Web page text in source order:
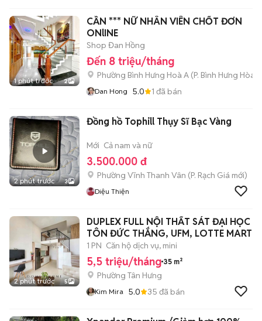
1 phút trước 2
CẦN *** NỮ NHÂN VIÊN CHỐT ĐƠN
ONlINE
Shop Đan Hồng
Đến 8 triệu/tháng
Phường Bình Hưng Hoà A (P. Bình Hưng Hòa
Dan Hong 5.0 1 đã bán
2 phút trước 3
Đồng hồ Tophill Thụy Sĩ Bạc Vàng
Mới Cả nam và nữ
3.500.000 đ
Phường Vĩnh Thanh Vân (P. Rạch Giá mới)
Diệu Thiện
2 phút trước 5
DUPLEX FULL NỘI THẤT SÁT ĐẠI HỌC
TÔN ĐỨC THẮNG, UFM, LOTTE MART
1 PN Căn hộ dịch vụ, mini
5,5 triệu/tháng 35 m²
Phường Tân Hưng
Kim Mira 5.0 35 đã bán